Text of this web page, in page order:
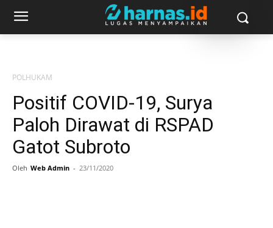
POLHUKAM
Positif COVID-19, Surya
Paloh Dirawat di RSPAD
Gatot Subroto
Oleh Web Admin - 23/11/2020